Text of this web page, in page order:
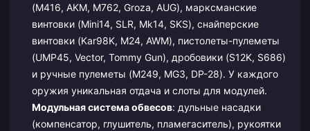
(M416, AKM, M762, Groza, AUG), марксманские
винтовки (Mini14, SLR, Mk14, SKS), снайперские
винтовки (Kar98K, M24, AWM), пистолеты-пулеметы
(UMP45, Vector, Tommy Gun), дробовики (S12K, S686)
и ручные пулеметы (M249, MG3, DP-28). У каждого
оружия уникальная отдача и слоты для модулей.
Модульная система обвесов: дульные насадки
(компенсатор, глушитель, пламегаситель), рукоятки